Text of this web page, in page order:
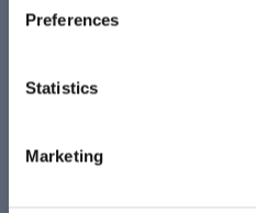
Preferences
Statistics
Marketing